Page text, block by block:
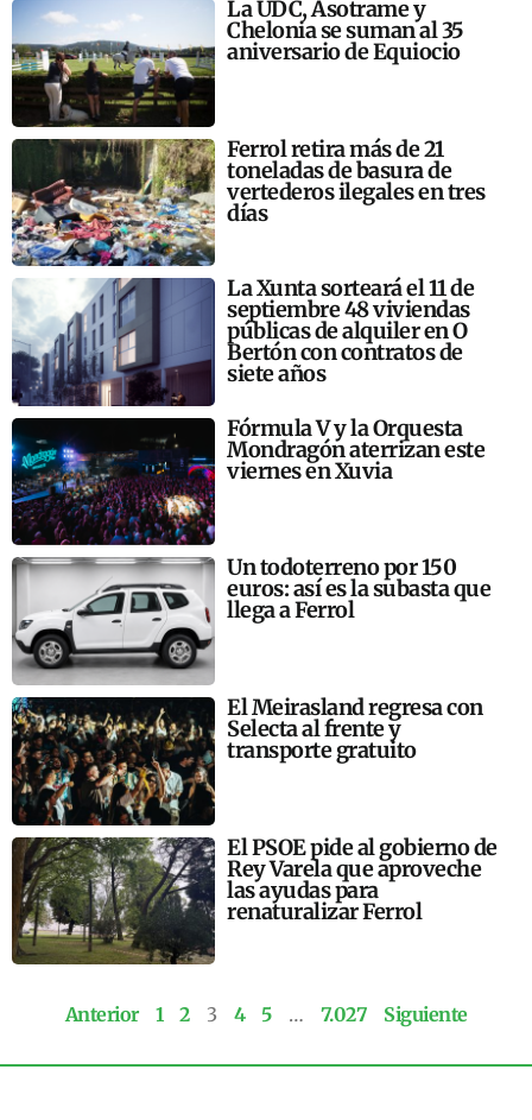
La UDC, Asotrame y
Chelonia se suman al 35
aniversario de Equiocio
Ferrol retira más de 21
toneladas de basura de
vertederos ilegales en tres
días
La Xunta sorteará el 11 de
septiembre 48 viviendas
públicas de alquiler en O
Bertón con contratos de
siete años
Fórmula V y la Orquesta
Mondragón aterrizan este
viernes en Xuvia
Un todoterreno por 150
euros: así es la subasta que
llega a Ferrol
El Meirasland regresa con
Selecta al frente y
transporte gratuito
El PSOE pide al gobierno de
Rey Varela que aproveche
las ayudas para
renaturalizar Ferrol
Anterior 1 2 3 4 5 … 7.027 Siguiente